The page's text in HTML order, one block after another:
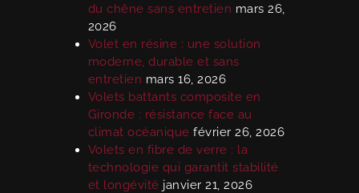
du chêne sans entretien mars 26,
2026
Volet en résine : une solution
moderne, durable et sans
entretien mars 16, 2026
Volets battants composite en
Gironde : résistance face au
climat océanique février 26, 2026
Volets en fibre de verre : la
technologie qui garantit stabilité
et longévité janvier 21, 2026